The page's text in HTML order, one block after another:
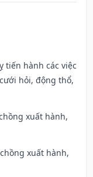
tiến hành các việc
hỏi, động thổ,
xuất hành,
xuất hành,